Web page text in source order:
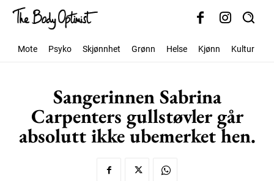
Mote Psyko Skjønnhet Grønn Helse Kjønn Kultur
Sangerinnen Sabrina
Carpenters gullstøvler går
absolutt ikke ubemerket hen.